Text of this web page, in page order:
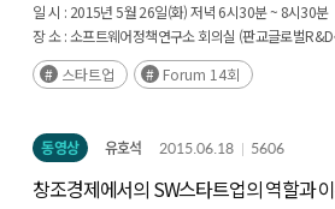
일 시 : 2015년 5월 26일(화) 저녁 6시30분 ~ 8시30분
장 소 : 소프트웨어정책연구소 회의실 (판교글로벌
임정욱(스타트업 얼라이언스 센터장) 한국 스타트업의
송은강(캡스톤파트너스 대표) 투자자 입장에서 본 바람
노상범(OKKY 대표) 개발자가 바라본 SW스타트업
스타트업 Forum 14회
동영상 유호석 2015.06.18 5606
창조경제에서의 SW스타트업의 역할과